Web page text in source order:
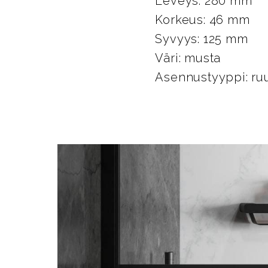
Korkeus: 46 mm
Syvyys: 125 mm
Väri: musta
Asennustyyppi: